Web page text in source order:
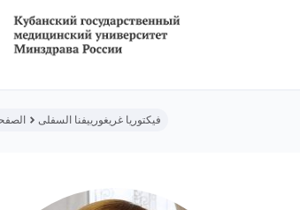
فيكتوريا غريغورييفنا السفلى